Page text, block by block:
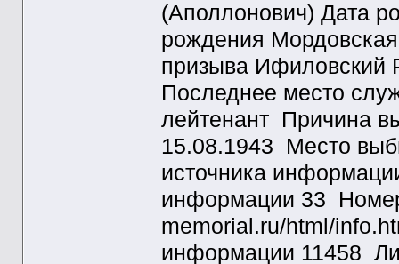
(Аполлонович) Дата
рождения
призыва Ифиловский
Последнее место
лейтенант Причина
15.08.1943 Место
источника
информации 33
memorial.ru/html/
информации 11458